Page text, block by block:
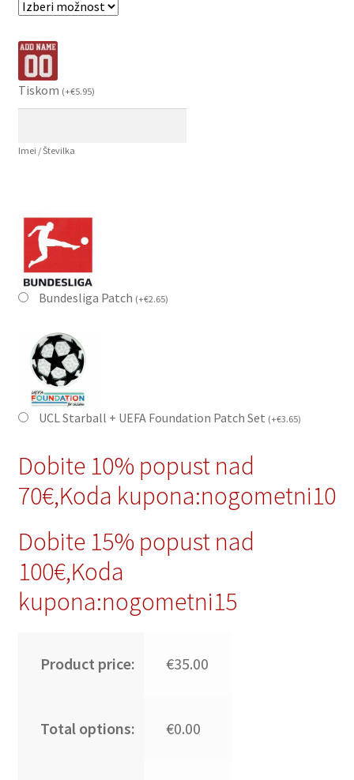
Tiskom (+€5.95)
Imei / Številka
Bundesliga Patch (+€2.65)
UCL Starball + UEFA Foundation Patch Set (+€3.65)
Dobite 10% popust nad
70€,Koda kupona:nogometni10
Dobite 15% popust nad
100€,Koda
kupona:nogometni15
Product price: €35.00
Total options: €0.00